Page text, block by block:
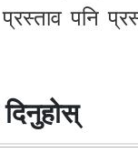
पनि